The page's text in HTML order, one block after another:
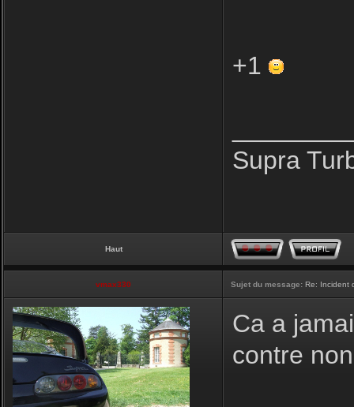
+1
Supra
Haut
vmax330 Sujet du message: Re: Incident
Ca a
contre